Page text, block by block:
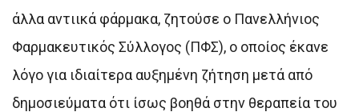
άλλα αντιικά φάρμακα, ζητούσε ο Πανελλήνιος
Φαρμακευτικός Σύλλογος (ΠΦΣ), ο οποίος έκανε
λόγο για ιδιαίτερα αυξημένη ζήτηση μετά από
δημοσιεύματα ότι ίσως βοηθά στην θεραπεία του